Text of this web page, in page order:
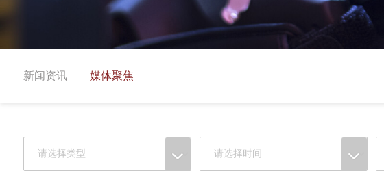
新闻资讯 媒体聚焦